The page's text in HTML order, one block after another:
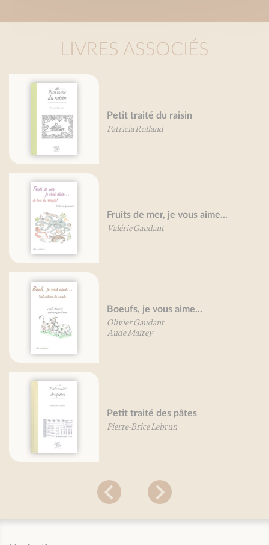
LIVRES ASSOCIÉS
Petit traité du raisin
Patricia Rolland
Fruits de mer, je vous aime...
Valérie Gaudant
Boeufs, je vous aime...
Olivier Gaudant
Aude Mairey
Petit traité des pâtes
Pierre-Brice Lebrun